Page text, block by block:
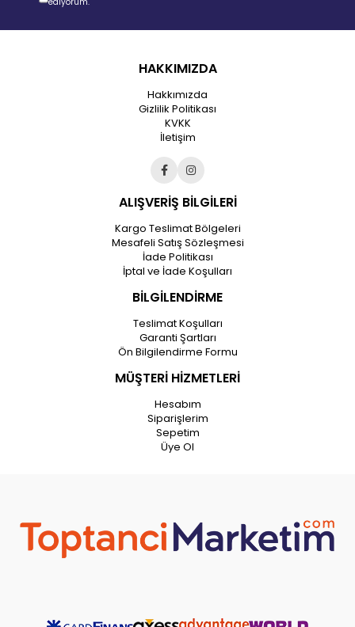
HAKKIMIZDA
Hakkımızda
Gizlilik Politikası
KVKK
İletişim
ALIŞVERİŞ BİLGİLERİ
Kargo Teslimat Bölgeleri
Mesafeli Satış Sözleşmesi
İade Politikası
İptal ve İade Koşulları
BİLGİLENDİRME
Teslimat Koşulları
Garanti Şartları
Ön Bilgilendirme Formu
MÜŞTERİ HİZMETLERİ
Hesabım
Siparişlerim
Sepetim
Üye Ol